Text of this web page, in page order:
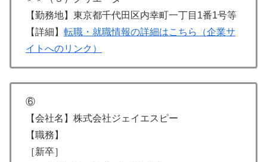
【勤務地】東京都千代田区内幸町一丁目1番1号等
【詳細】 転職・就職情報の詳細はこちら（企業サ
イトへのリンク）
⑥
【会社名】株式会社ジェイエスピー
【職務】
［新卒］